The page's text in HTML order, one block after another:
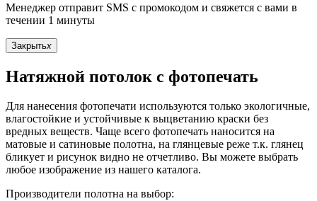
Менеджер отправит SMS с промокодом и свяжется с вами в
течении 1 минуты
Закрытьx
Натяжной потолок с фотопечать
Для нанесения фотопечати используются только экологичные,
влагостойкие и устойчивые к выцветанию краски без
вредных веществ. Чаще всего фотопечать наносится на
матовые и сатиновые полотна, на глянцевые реже т.к. глянец
бликует и рисунок видно не отчетливо. Вы можете выбрать
любое изображение из нашего каталога.
Производители полотна на выбор: